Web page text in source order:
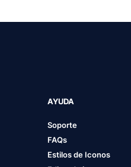
AYUDA
Soporte
FAQs
Estilos de Iconos